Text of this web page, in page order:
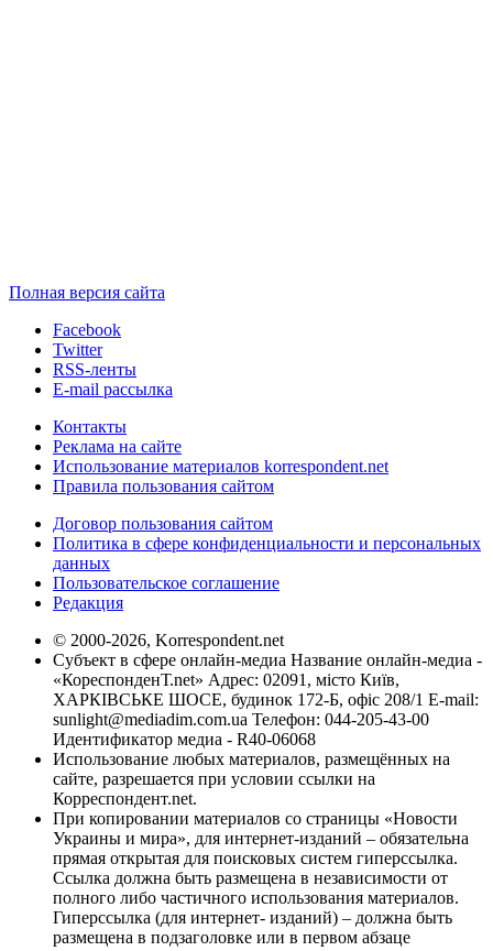
Полная версия сайта
Facebook
Twitter
RSS-ленты
E-mail рассылка
Контакты
Реклама на сайте
Использование материалов korrespondent.net
Правила пользования сайтом
Договор пользования сайтом
Политика в сфере конфиденциальности и персональных
данных
Пользовательское соглашение
Редакция
© 2000-2026, Korrespondent.net
Субъект в сфере онлайн-медиа Название онлайн-медиа -
«КореспонденТ.net» Адрес: 02091, місто Київ,
ХАРКІВСЬКЕ ШОСЕ, будинок 172-Б, офіс 208/1 E-mail:
sunlight@mediadim.com.ua Телефон: 044-205-43-00
Идентификатор медиа - R40-06068
Использование любых материалов, размещённых на
сайте, разрешается при условии ссылки на
Корреспондент.net.
При копировании материалов со страницы «Новости
Украины и мира», для интернет-изданий – обязательна
прямая открытая для поисковых систем гиперссылка.
Ссылка должна быть размещена в независимости от
полного либо частичного использования материалов.
Гиперссылка (для интернет- изданий) – должна быть
размещена в подзаголовке или в первом абзаце